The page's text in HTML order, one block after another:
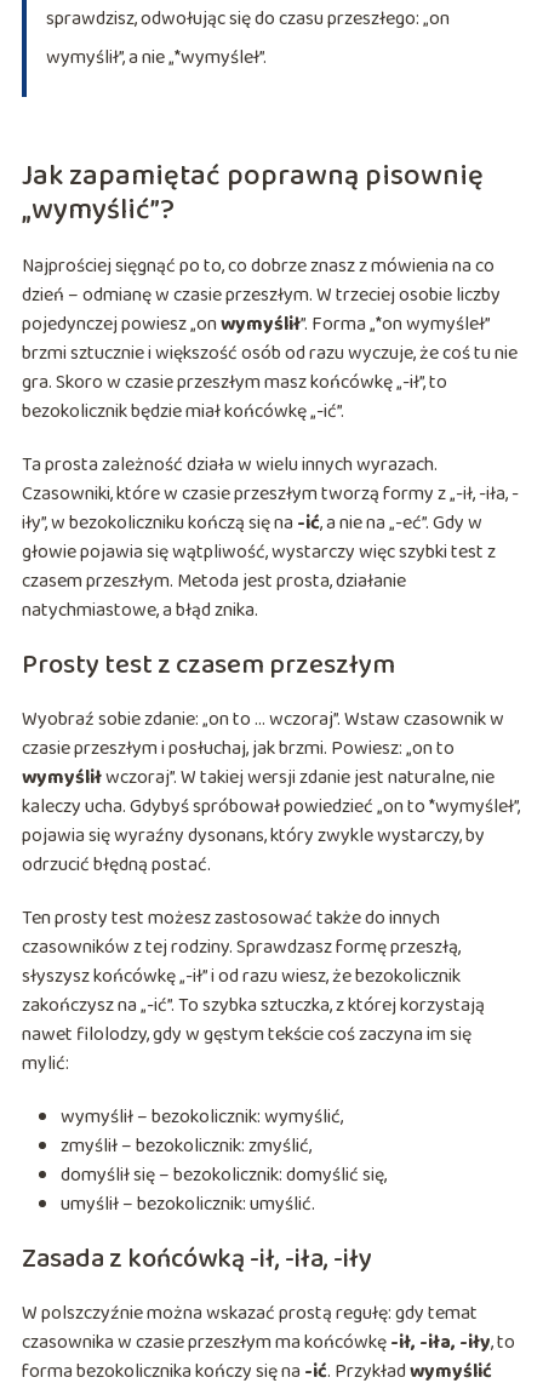
sprawdzisz, odwołując się do czasu przeszłego: „on
wymyślił”, a nie „*wymyśleł”.
Jak zapamiętać poprawną pisownię
„wymyślić”?
Najprościej sięgnąć po to, co dobrze znasz z mówienia na co
dzień – odmianę w czasie przeszłym. W trzeciej osobie liczby
pojedynczej powiesz „onwymyślił”. Forma „*on wymyśleł”
brzmi sztucznie i większość osób od razu wyczuje, że coś tu nie
gra. Skoro w czasie przeszłym masz końcówkę „-ił”, to
bezokolicznik będzie miał końcówkę „-ić”.
Ta prosta zależność działa w wielu innych wyrazach.
Czasowniki, które w czasie przeszłym tworzą formy z „-ił, -iła, -
iły”, w bezokoliczniku kończą się na -ić, a nie na „-eć”. Gdy w
głowie pojawia się wątpliwość, wystarczy więc szybki test z
czasem przeszłym. Metoda jest prosta, działanie
natychmiastowe, a błąd znika.
Prosty test z czasem przeszłym
Wyobraź sobie zdanie: „on to … wczoraj”. Wstaw czasownik w
czasie przeszłym i posłuchaj, jak brzmi. Powiesz: „on to
wymyśliłwczoraj”. W takiej wersji zdanie jest naturalne, nie
kaleczy ucha. Gdybyś spróbował powiedzieć „on to *wymyśleł”,
pojawia się wyraźny dysonans, który zwykle wystarczy, by
odrzucić błędną postać.
Ten prosty test możesz zastosować także do innych
czasowników z tej rodziny. Sprawdzasz formę przeszłą,
słyszysz końcówkę „-ił” i od razu wiesz, że bezokolicznik
zakończysz na „-ić”. To szybka sztuczka, z której korzystają
nawet filolodzy, gdy w gęstym tekście coś zaczyna im się
mylić:
wymyślił – bezokolicznik: wymyślić,
zmyślił – bezokolicznik: zmyślić,
domyślił się – bezokolicznik: domyślić się,
umyślił – bezokolicznik: umyślić.
Zasada z końcówką -ił, -iła, -iły
W polszczyźnie można wskazać prostą regułę: gdy temat
czasownika w czasie przeszłym ma końcówkę-ił, -iła, -iły, to
forma bezokolicznika kończy się na -ić. Przykładwymyślić